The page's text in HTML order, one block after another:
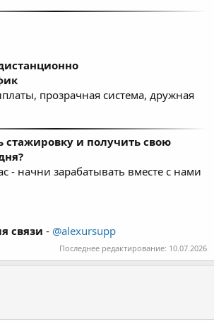
прозрачная система, дружная
и получить свою
- начни зарабатывать вместе с нами
@alexursupp
Последнее редактирование:10.07.2026